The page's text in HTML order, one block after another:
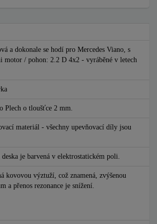
a dokonale se hodí pro Mercedes Viano, s
motor / pohon: 2.2 D 4x2 - vyráběné v letech
Plech o tloušťce 2 mm.
materiál - všechny upevňovací díly jsou
je barvená v elektrostatickém poli.
kovovou výztuží, což znamená, zvýšenou
a přenos rezonance je snížení.